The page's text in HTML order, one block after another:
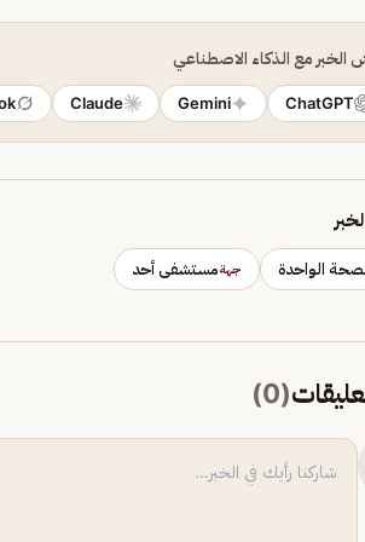
الخبر مع الذكاء الاصطناعي
ChatGPT
Gemini
Claude
الواحدة جهةمستشفى أحد
(
0
)